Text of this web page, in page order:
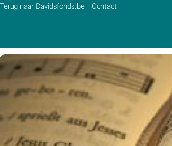
Terug naar Davidsfonds.be Contact
Zoek: